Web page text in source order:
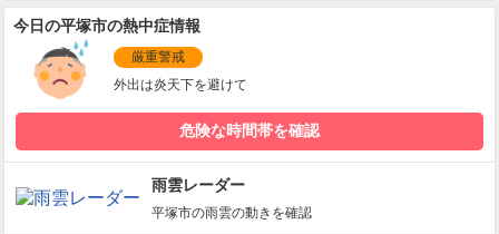
今日の平塚市の熱中症情報
厳重警戒
外出は炎天下を避けて
危険な時間帯を確認
雨雲レーダー
平塚市の雨雲の動きを確認